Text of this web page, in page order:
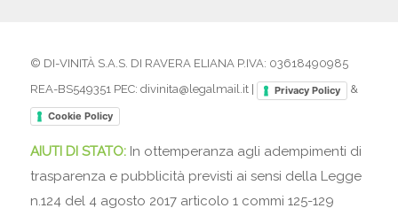
© DI-VINITÀ S.A.S. DI RAVERA ELIANA P.IVA: 03618490985
REA-BS549351 PEC: divinita@legalmail.it |
Privacy Policy &
Cookie Policy
AIUTI DI STATO: In ottemperanza agli adempimenti di
trasparenza e pubblicità previsti ai sensi della Legge
n.124 del 4 agosto 2017 articolo 1 commi 125-129